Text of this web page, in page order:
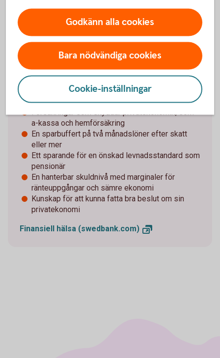
Det här är finansiell hälsa
Vårt index tar avstamp i FN:s definition av
ekonomisk hälsa: ”att känna sig trygg i sin
privatekonomi, ha kontroll, motståndskraft och
ekonomisk frihet”:
En privatekonomi som varje månad innebär högre
inkomst än utgifter
Försäkringar som skyddar privatekonomin, som
a-kassa och hemförsäkring
En sparbuffert på två månadslöner efter skatt
eller mer
Ett sparande för en önskad levnadsstandard som
pensionär
En hanterbar skuldnivå med marginaler för
ränteuppgångar och sämre ekonomi
Kunskap för att kunna fatta bra beslut om sin
privatekonomi
Finansiell hälsa (swedbank.com)
Godkänn alla cookies
Bara nödvändiga cookies
Cookie-inställningar